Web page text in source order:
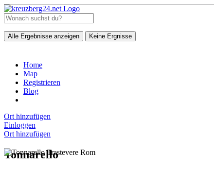
Alle Ergebnisse anzeigen Keine Ergnisse
Home
Map
Registrieren
Blog
Ort hinzufügen
Einloggen
Ort hinzufügen
Tonnarello